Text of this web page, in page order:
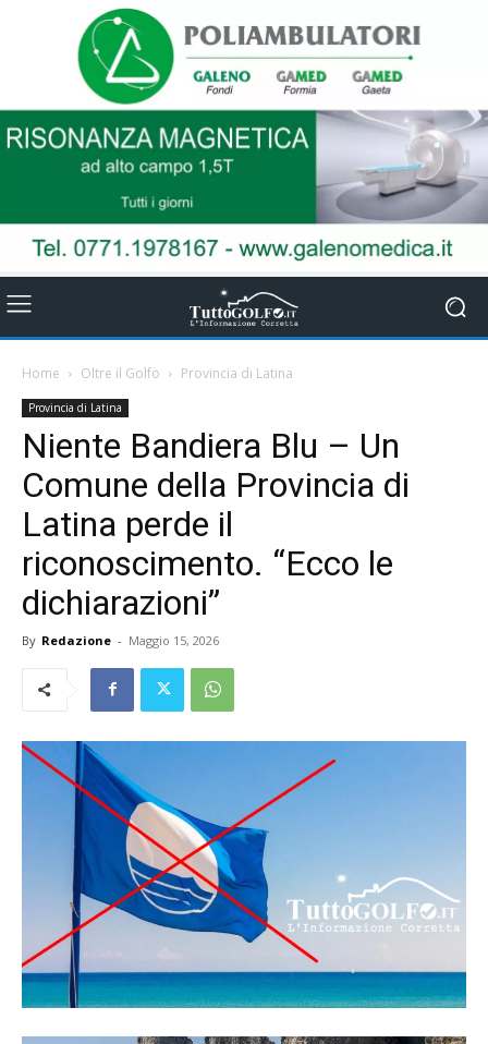
Home Oltre il Golfo Provincia di Latina
Provincia di Latina
Niente Bandiera Blu – Un
Comune della Provincia di
Latina perde il
riconoscimento. “Ecco le
dichiarazioni”
By Redazione - Maggio 15, 2026